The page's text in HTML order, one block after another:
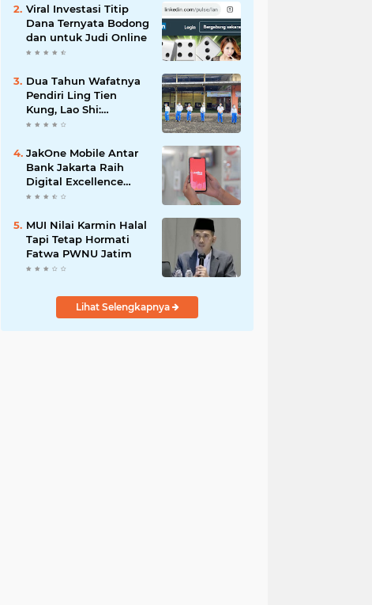
Viral Investasi Titip
Dana Ternyata Bodong
dan untuk Judi Online
Dua Tahun Wafatnya
Pendiri Ling Tien
Kung, Lao Shi:
Amanah Harus Kita
JakOne Mobile Antar
Bank Jakarta Raih
Digital Excellence
Awards 2026
MUI Nilai Karmin Halal
Tapi Tetap Hormati
Fatwa PWNU Jatim
Lihat Selengkapnya